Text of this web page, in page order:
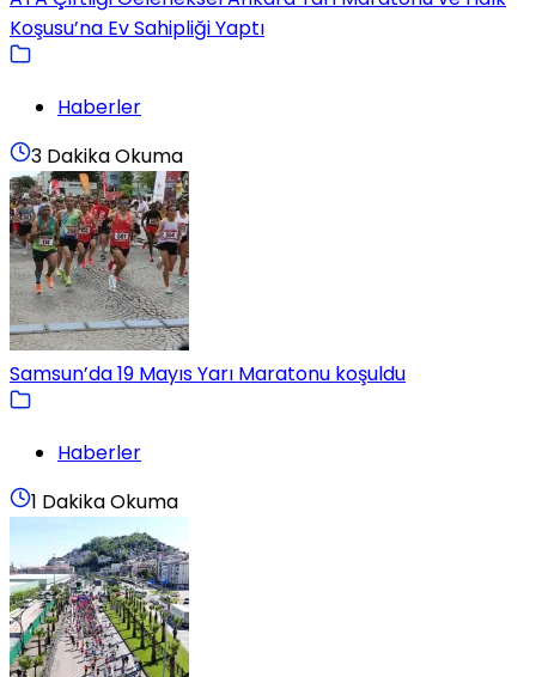
Koşusu’na Ev Sahipliği Yaptı
Haberler
3 Dakika Okuma
Samsun’da 19 Mayıs Yarı Maratonu koşuldu
Haberler
1 Dakika Okuma